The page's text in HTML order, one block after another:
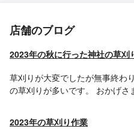
店舗のブログ
2023年の秋に行った神社の草刈
草刈りが大変でしたが無事終わ
の草刈りが多いです。 おかげさ
2023年の草刈り作業